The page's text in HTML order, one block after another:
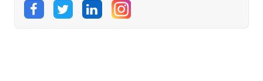
Share on Facebook
Share on Twitter
Share on LinkedIn